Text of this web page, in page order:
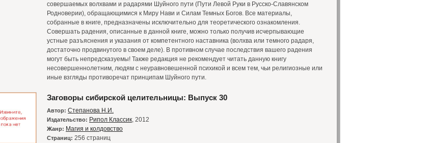
совершаемых волхвами и радарями Шуйного пути (Пути Левой Руки в Русско-Славянском
Родноверии), обращающимися к Миру Нави и Силам Темных Богов. Все материалы,
собранные в книге, предназначены исключительно для теоретического ознакомления.
Совершать радения, описанные в данной книге, можно только получив исчерпывающие
устные разъяснения и указания от компетентного наставника (волхва или темного радаря,
достаточно продвинутого в своем деле). В противном случае последствия вашего радения
могут быть непредсказуемы! Также редакция не рекомендует читать данную книгу
несовершеннолетним, людям с неуравновешенной психикой и всем тем, чьи религиозные или
иные взгляды противоречат принципам Шуйного пути.
Заговоры сибирской целительницы: Выпуск 30
Автор: Степанова Н.И.
Издательство: Рипол Классик, 2012
Жанр: Магия и колдовство
Страниц: 256 страниц